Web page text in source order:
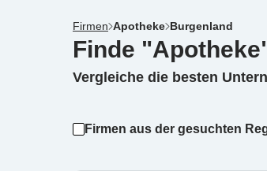
Firmen Apotheke Burgenland
Finde
Vergleiche die besten
Firmen aus der gesuchten